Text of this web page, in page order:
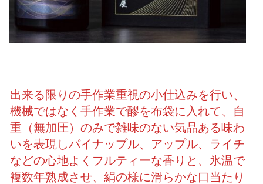
出来る限りの手作業重視の小仕込みを行い、
機械ではなく手作業で醪を布袋に入れて、自
重（無加圧）のみで雑味のない気品ある味わ
いを表現しパイナップル、アップル、ライチ
などの心地よくフルティーな香りと、氷温で
複数年熟成させ、絹の様に滑らかな口当たり